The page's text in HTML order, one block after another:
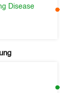
Disease